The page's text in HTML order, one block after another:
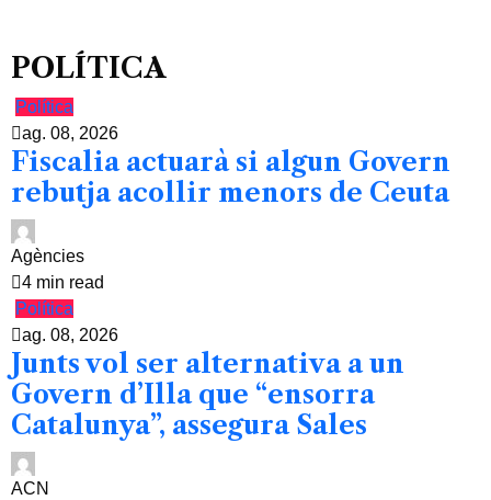
POLÍTICA
Política
ag. 08, 2026
Fiscalia actuarà si algun Govern
rebutja acollir menors de Ceuta
Agències
4 min read
Política
ag. 08, 2026
Junts vol ser alternativa a un
Govern d’Illa que “ensorra
Catalunya”, assegura Sales
ACN